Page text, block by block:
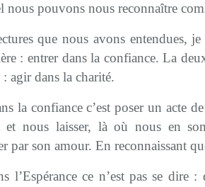
nous pouvons nous reconnaître
que nous avons entendues,
: entrer dans la confiance. La
agir dans la charité.
la confiance c’est poser un acte
et nous laisser, là où nous en
par son amour. En reconnaissant
l’Espérance ce n’est pas se